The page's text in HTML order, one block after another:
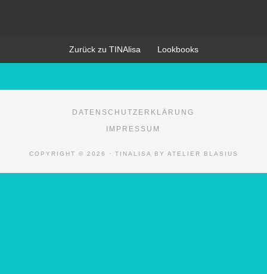
Zurück zu TINAlisa Lookbooks
DATENSCHUTZERKLÄRUNG
IMPRESSUM
COPYRIGHT © 2026 · TINALISA BY ATELIER BLASIUS